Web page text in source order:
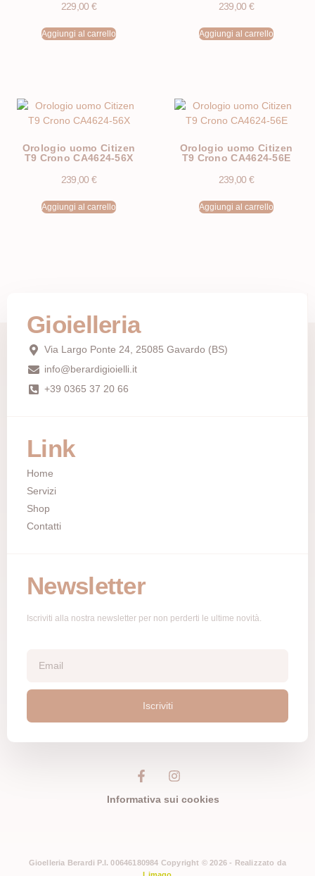
229,00 €
Aggiungi al carrello
239,00 €
Aggiungi al carrello
Orologio uomo Citizen
T9 Crono CA4624-56X
239,00 €
Aggiungi al carrello
Orologio uomo Citizen
T9 Crono CA4624-56E
239,00 €
Aggiungi al carrello
Gioielleria
Via Largo Ponte 24, 25085 Gavardo (BS)
info@berardigioielli.it
+39 0365 37 20 66
Link
Home
Servizi
Shop
Contatti
Newsletter
Iscriviti alla nostra newsletter per non perderti le ultime novità.
Iscriviti
Informativa sui cookies
Gioelleria Berardi P.I. 00646180984 Copyright © 2026 - Realizzato da